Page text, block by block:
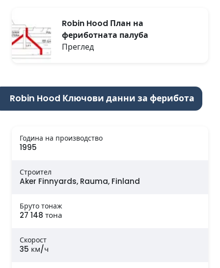
Robin Hood План на
фериботната палуба
Преглед
Robin Hood Ключови данни за ферибота
Година на производство
1995
Строител
Aker Finnyards, Rauma, Finland
Бруто тонаж
27 148 тона
Скорост
35 км/ч